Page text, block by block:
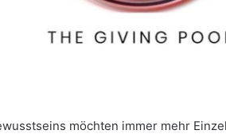
möchten immer mehr